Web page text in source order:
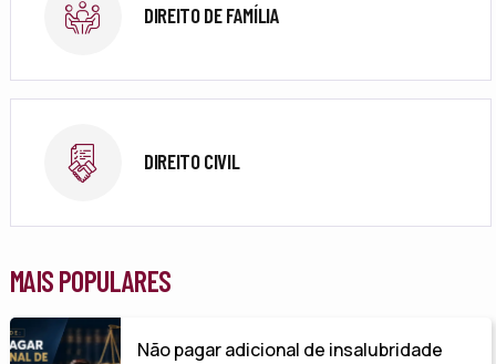
DIREITO DE FAMÍLIA
DIREITO CIVIL
MAIS POPULARES
Não pagar adicional de insalubridade